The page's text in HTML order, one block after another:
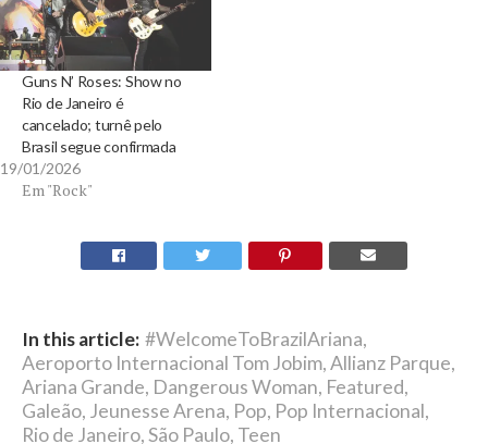
Guns N’ Roses: Show no
Rio de Janeiro é
cancelado; turnê pelo
Brasil segue confirmada
19/01/2026
Em "Rock"
In this article: #WelcomeToBrazilAriana,
Aeroporto Internacional Tom Jobim,Allianz Parque,
Ariana Grande, Dangerous Woman, Featured,
Galeão, Jeunesse Arena, Pop, Pop Internacional,
Rio de Janeiro,São Paulo, Teen